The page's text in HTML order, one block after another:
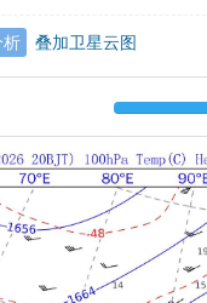
叠加卫星云图